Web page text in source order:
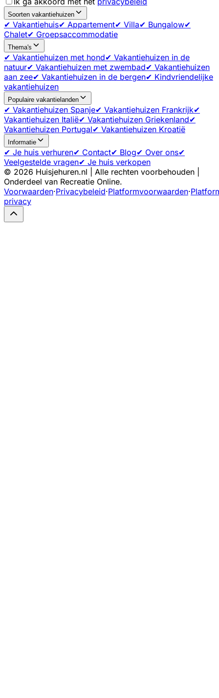
Soorten vakantiehuizen
✔ Vakantiehuis✔ Appartement✔ Villa✔ Bungalow✔
Chalet✔ Groepsaccommodatie
Thema's
✔ Vakantiehuizen met hond✔ Vakantiehuizen in de
natuur✔ Vakantiehuizen met zwembad✔ Vakantiehuizen
aan zee✔ Vakantiehuizen in de bergen✔ Kindvriendelijke
vakantiehuizen
Populaire vakantielanden
✔ Vakantiehuizen Spanje✔ Vakantiehuizen Frankrijk✔
Vakantiehuizen Italië✔ Vakantiehuizen Griekenland✔
Vakantiehuizen Portugal✔ Vakantiehuizen Kroatië
Informatie
✔ Je huis verhuren✔ Contact✔ Blog✔ Over ons✔
Veelgestelde vragen✔ Je huis verkopen
© 2026 Huisjehuren.nl | Alle rechten voorbehouden |
Onderdeel van Recreatie Online.
Voorwaarden·Privacybeleid·Platformvoorwaarden·
privacy